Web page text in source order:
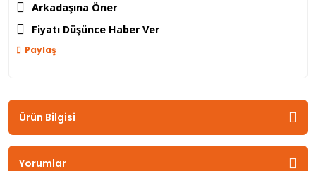
Arkadaşına Öner
Fiyatı Düşünce Haber Ver
Paylaş
Ürün Bilgisi
Yorumlar